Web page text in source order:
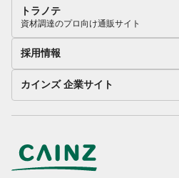
トラノテ
資材調達のプロ向け通販サイト
採用情報
カインズ 企業サイト